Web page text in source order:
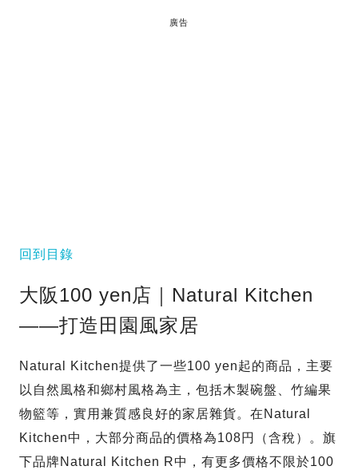
廣告
回到目錄
大阪100 yen店｜Natural Kitchen
——打造田園風家居
Natural Kitchen提供了一些100 yen起的商品，主要
以自然風格和鄉村風格為主，包括木製碗盤、竹編果
物籃等，實用兼質感良好的家居雜貨。在Natural
Kitchen中，大部分商品的價格為108円（含稅）。旗
下品牌Natural Kitchen R中，有更多價格不限於100